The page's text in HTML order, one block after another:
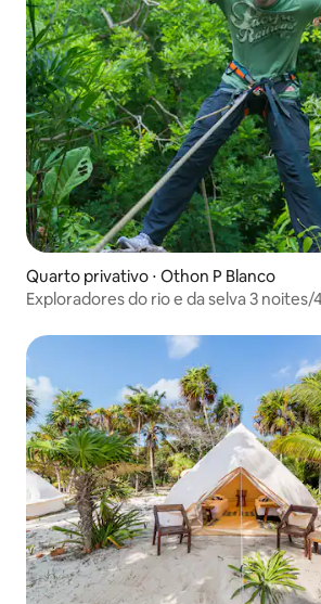
Quarto privativo ⋅ Othon P Blanco
Exploradores do rio e da selva 3 noites/